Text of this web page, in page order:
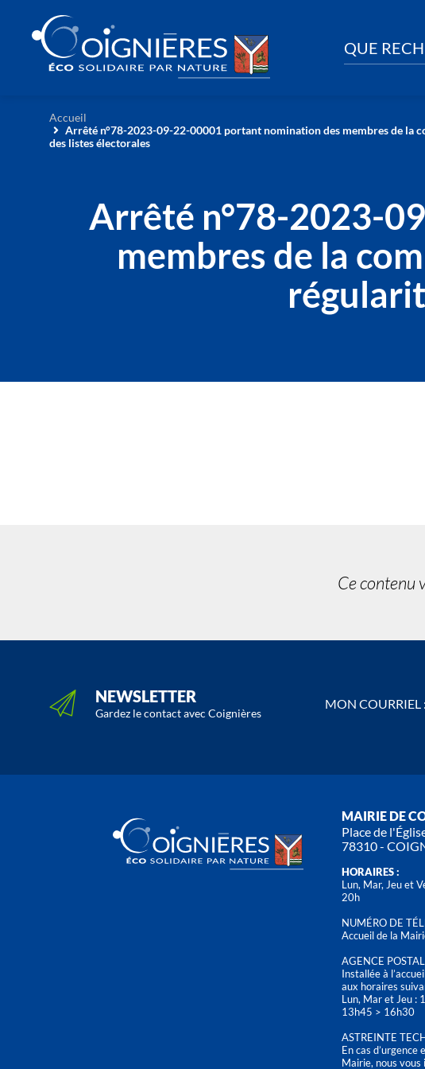
QUE
Accueil
Arrêté n°78-2023-09-22-00001 portant nomination des membres de la
des listes électorales
Arrêté n°78-2023-
membres de la
Ce contenu
NEWSLETTER
Gardez le contact avec Coignières
MON COURRIEL :
MAIRIE DE
Place de
78310 -
HORAIRES :
Lun, Mar, Jeu et
20h
NUMÉRO DE
Accueil de la
AGENCE
Installée à
aux horaires
Lun, Mar et Jeu :
13h45 > 16h30
ASTREINTE
En cas
Mairie, nous